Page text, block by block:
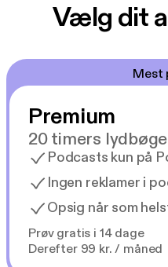
Vælg dit
Mest
Premium
20 timers
Podcasts kun på
Ingen reklamer i
Opsig når som
Prøv gratis i 14 dage
Derefter 99 kr. / måned